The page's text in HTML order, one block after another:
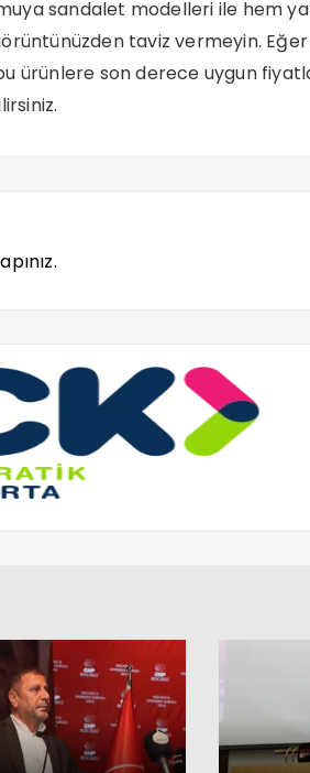
sandalet modelleri ile hem
taviz vermeyin.
ürünlere son derece uygun